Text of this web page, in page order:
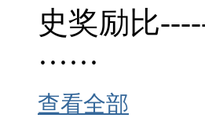
史奖励比
······
查看全部